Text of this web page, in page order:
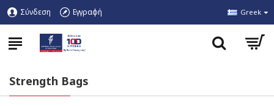
Σύνδεση Εγγραφή Greek
Strength Bags